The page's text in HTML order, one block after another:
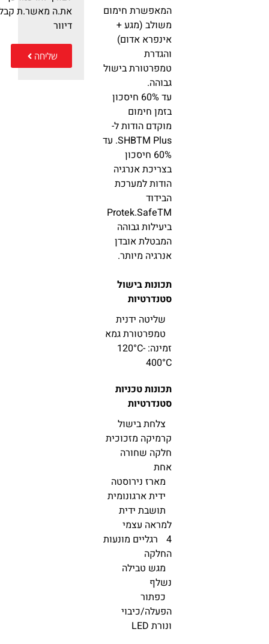
המאפשרת חימום
משולב (מגע +
אינפרא אדום)
והגדרת
טמפרטורת בישול
גבוהה.
עד 60% חיסכון
בזמן חימום
מוקדם הודות ל-
SHBTM Plus. עד
60% חיסכון
בצריכת אנרגיה
הודות למערכת
הבידוד
Protek.SafeTM
ביעילות גבוהה
המבטלת אובדן
אנרגיה מיותר.
תכונות בישול
סטנדרטיות
שליטה ידנית
טמפרטורת גמא
זמינה: 120°C-
400°C
תכונות טכניות
סטנדרטיות
צלחת בישול
קרמיקה מזכוכית
חלקה שחורה
אחת
מארז נירוסטה
ידית ארגונומית
תושבת ידית
למראה עצמי
4 רגליים מונעות
החלקה
מגש טבילה
נשלף
כפתור
הפעלה/כיבוי
ונורת LED
את.ה מאשר.ת קבלת
דיוור
שליחה